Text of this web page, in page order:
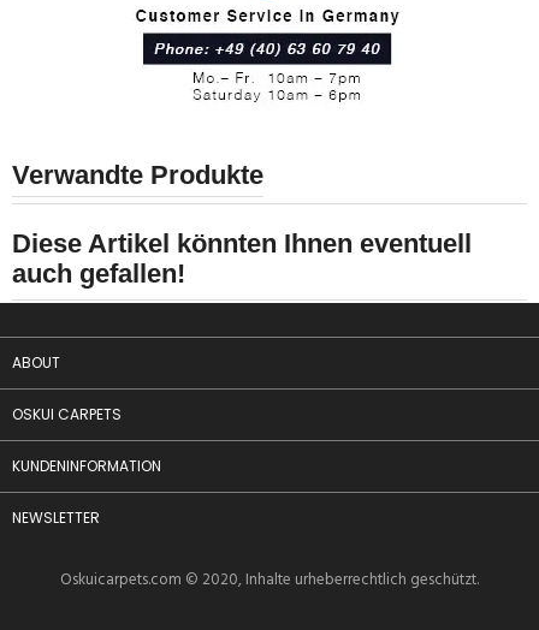
Verwandte Produkte
Diese Artikel könnten Ihnen eventuell
auch gefallen!
ABOUT
OSKUI CARPETS
KUNDENINFORMATION
NEWSLETTER
Oskuicarpets.com © 2020, Inhalte urheberrechtlich geschützt.